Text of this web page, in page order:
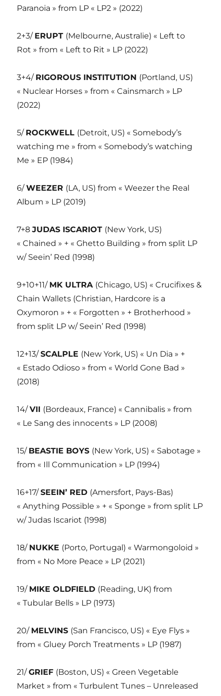
Paranoia » from LP « LP2 » (2022)
2+3/ ERUPT (Melbourne, Australie) « Left to
Rot » from « Left to Rit » LP (2022)
3+4/ RIGOROUS INSTITUTION (Portland, US)
« Nuclear Horses » from « Cainsmarch » LP
(2022)
5/ ROCKWELL (Detroit, US) « Somebody’s
watching me » from « Somebody’s watching
Me » EP (1984)
6/WEEZER (LA, US) from « Weezer the Real
Album » LP (2019)
7+8JUDAS ISCARIOT (New York, US)
« Chained » + « Ghetto Building » from split LP
w/ Seein’ Red (1998)
9+10+11/ MK ULTRA (Chicago, US) « Crucifixes &
Chain Wallets (Christian, Hardcore is a
Oxymoron » + « Forgotten » + Brotherhood »
from split LP w/ Seein’ Red (1998)
12+13/SCALPLE (New York, US) « Un Dia » +
« Estado Odioso » from « World Gone Bad »
(2018)
14/VII (Bordeaux, France) « Cannibalis » from
« Le Sang des innocents » LP (2008)
15/ BEASTIE BOYS (New York, US) « Sabotage »
from « Ill Communication » LP (1994)
16+17/SEEIN’ RED (Amersfort, Pays-Bas)
« Anything Possible » + « Sponge » from split LP
w/ Judas Iscariot (1998)
18/ NUKKE (Porto, Portugal) « Warmongoloid »
from « No More Peace » LP (2021)
19/ MIKE OLDFIELD (Reading, UK) from
« Tubular Bells » LP (1973)
20/ MELVINS (San Francisco, US) « Eye Flys »
from « Gluey Porch Treatments » LP (1987)
21/GRIEF (Boston, US) « Green Vegetable
Market » from « Turbulent Tunes – Unreleased